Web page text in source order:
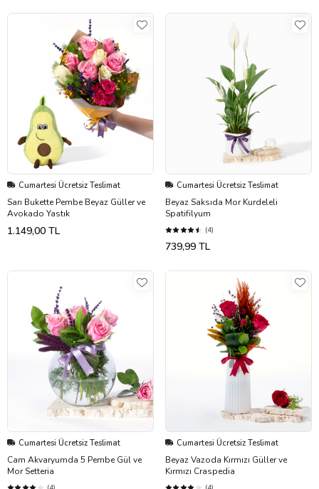
Cumartesi Ücretsiz Teslimat
Sarı Bukette Pembe Beyaz Güller ve
Avokado Yastık
1.149,00 TL
Cumartesi Ücretsiz Teslimat
Beyaz Saksıda Mor Kurdeleli
Spatifilyum
(4)
739,99 TL
Cumartesi Ücretsiz Teslimat
Cam Akvaryumda 5 Pembe Gül ve
Mor Setteria
Cumartesi Ücretsiz Teslimat
Beyaz Vazoda Kırmızı Güller ve
Kırmızı Craspedia